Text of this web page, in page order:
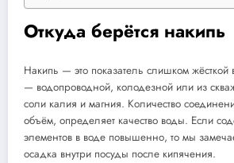
Откуда берётся накипь
Накипь — это показатель слишком
— водопроводной, колодезной или из
соли калия и магния. Количество
объём, определяет качество воды. Если
элементов в воде повышенно, то мы
осадка внутри посуды после кипячения.